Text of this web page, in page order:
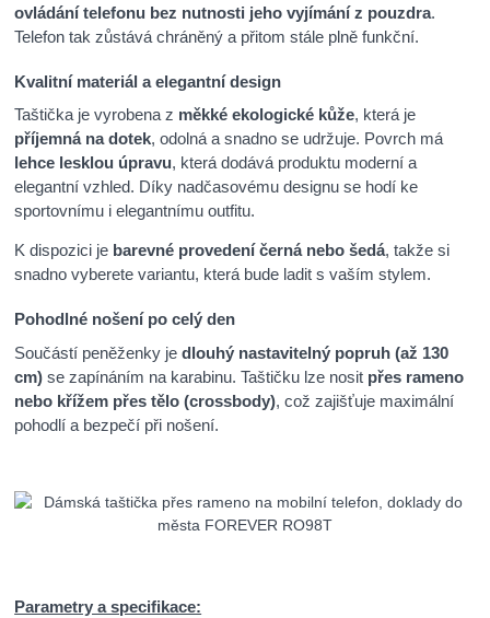
ovládání telefonu bez nutnosti jeho vyjímání z pouzdra.
Telefon tak zůstává chráněný a přitom stále plně funkční.
Kvalitní materiál a elegantní design
Taštička je vyrobena z měkké ekologické kůže, která je
příjemná na dotek, odolná a snadno se udržuje. Povrch má
lehce lesklou úpravu, která dodává produktu moderní a
elegantní vzhled. Díky nadčasovému designu se hodí ke
sportovnímu i elegantnímu outfitu.
K dispozici je barevné provedení černá nebo šedá, takže si
snadno vyberete variantu, která bude ladit s vaším stylem.
Pohodlné nošení po celý den
Součástí peněženky jedlouhý nastavitelný popruh (až 130
cm) se zapínáním na karabinu. Taštičku lze nosit přes rameno
nebo křížem přes tělo (crossbody), což zajišťuje maximální
pohodlí a bezpečí při nošení.
Parametry a specifikace: